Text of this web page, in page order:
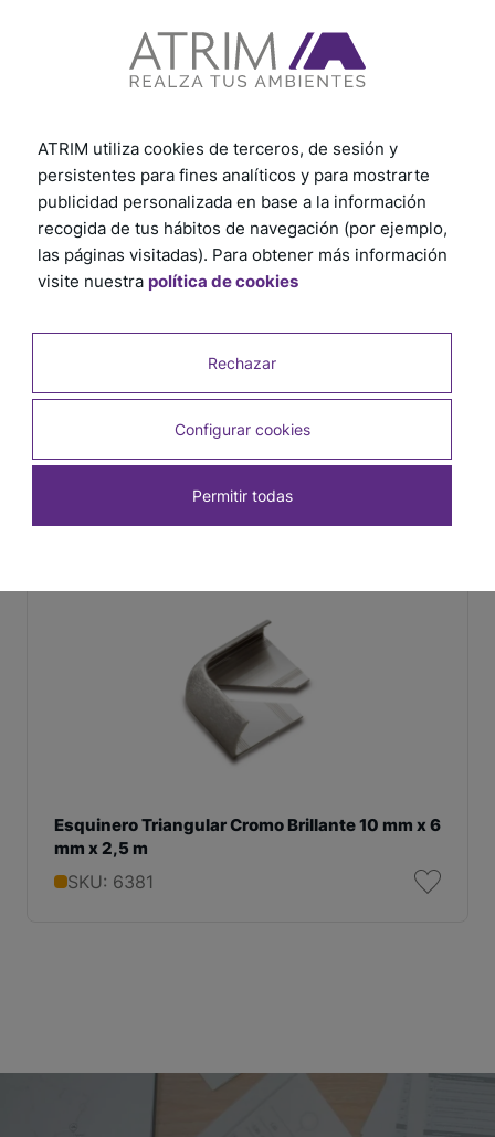
Ver otros tutoriales
Productos relacionados
Esquinero Triangular Cromo Brillante 10 mm x 6
mm x 2,5 m
SKU: 6381
ATRIM utiliza cookies de terceros, de sesión y
persistentes para fines analíticos y para mostrarte
publicidad personalizada en base a la información
recogida de tus hábitos de navegación (por ejemplo,
las páginas visitadas). Para obtener más información
visite nuestra política de cookies
Rechazar
Configurar cookies
Permitir todas